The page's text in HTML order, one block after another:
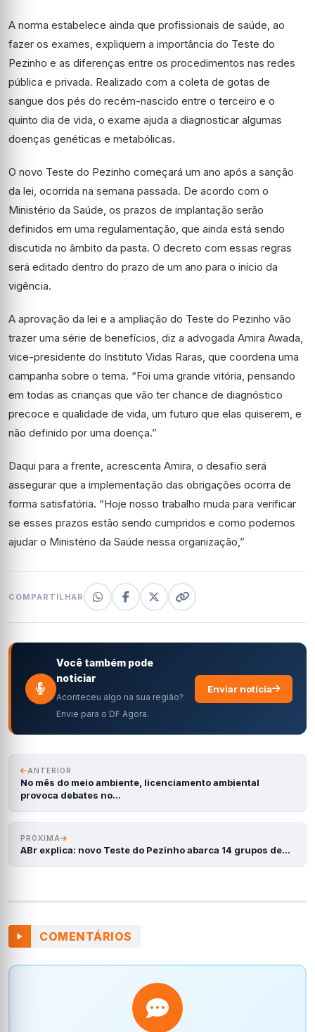
A norma estabelece ainda que profissionais de saúde, ao
fazer os exames, expliquem a importância do Teste do
Pezinho e as diferenças entre os procedimentos nas redes
pública e privada. Realizado com a coleta de gotas de
sangue dos pés do recém-nascido entre o terceiro e o
quinto dia de vida, o exame ajuda a diagnosticar algumas
doenças genéticas e metabólicas.
O novo Teste do Pezinho começará um ano após a sanção
da lei, ocorrida na semana passada. De acordo com o
Ministério da Saúde, os prazos de implantação serão
definidos em uma regulamentação, que ainda está sendo
discutida no âmbito da pasta. O decreto com essas regras
será editado dentro do prazo de um ano para o início da
vigência.
A aprovação da lei e a ampliação do Teste do Pezinho vão
trazer uma série de benefícios, diz a advogada Amira Awada,
vice-presidente do Instituto Vidas Raras, que coordena uma
campanha sobre o tema. “Foi uma grande vitória, pensando
em todas as crianças que vão ter chance de diagnóstico
precoce e qualidade de vida, um futuro que elas quiserem, e
não definido por uma doença.”
Daqui para a frente, acrescenta Amira, o desafio será
assegurar que a implementação das obrigações ocorra de
forma satisfatória. “Hoje nosso trabalho muda para verificar
se esses prazos estão sendo cumpridos e como podemos
ajudar o Ministério da Saúde nessa organização,”
COMPARTILHAR
Você também pode
noticiar
Aconteceu algo na sua região?
Envie para o DF Agora.
Enviar notícia
ANTERIOR
No mês do meio ambiente, licenciamento ambiental
provoca debates no…
PRÓXIMA
ABr explica: novo Teste do Pezinho abarca 14 grupos de…
COMENTÁRIOS